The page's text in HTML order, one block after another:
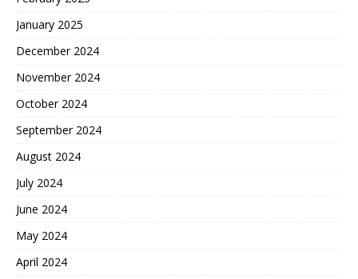
January 2025
December 2024
November 2024
October 2024
September 2024
August 2024
July 2024
June 2024
May 2024
April 2024